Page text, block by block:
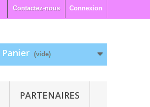
Connexion
Contactez-nous
Panier (vide)
PARTENAIRES